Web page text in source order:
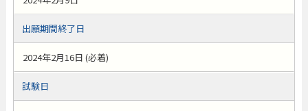
出願期間終了日
2024年2月16日 (必着)
試験日